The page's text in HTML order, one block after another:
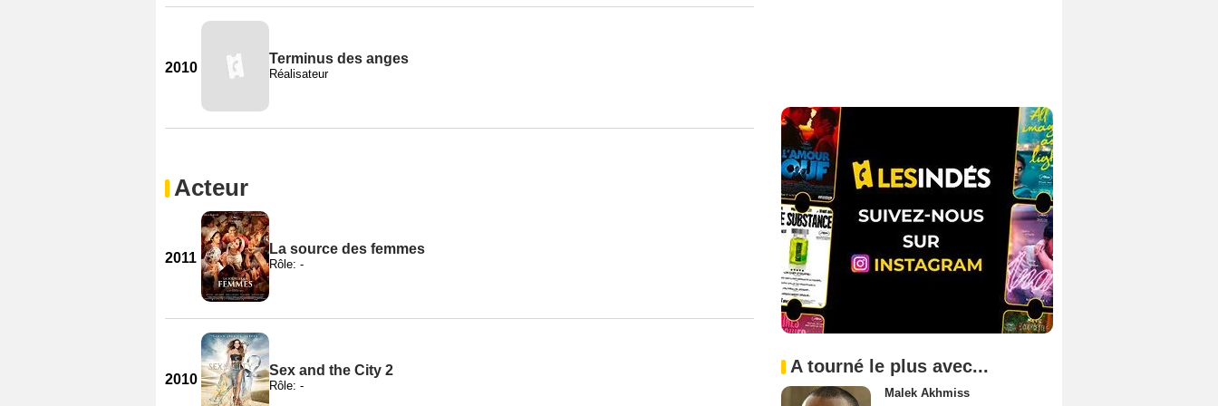
2010
Terminus des anges
Réalisateur
Acteur
2011
La source des femmes
Rôle: -
2010
Sex and the City 2
Rôle: -
A tourné le plus avec...
Malek Akhmiss